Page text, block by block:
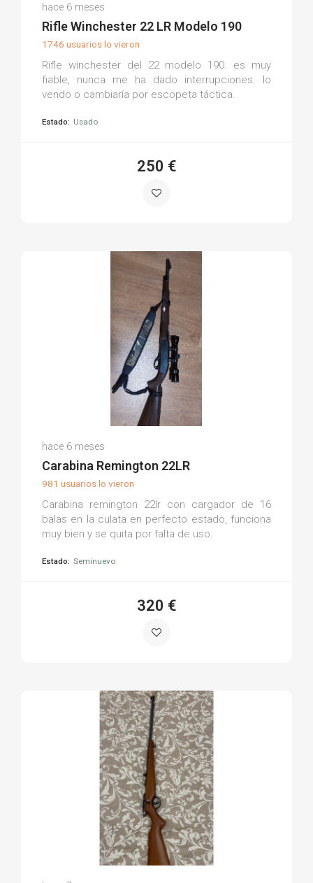
hace 6 meses
Rifle Winchester 22 LR Modelo 190
1746 usuarios lo vieron
Rifle winchester del 22 modelo 190. es muy
fiable, nunca me ha dado interrupciones. lo
vendo o cambiaría por escopeta táctica.
Estado: Usado
250 €
hace 6 meses
Carabina Remington 22LR
981 usuarios lo vieron
Carabina remington 22lr con cargador de 16
balas en la culata en perfecto estado, funciona
muy bien y se quita por falta de uso.
Estado: Seminuevo
320 €